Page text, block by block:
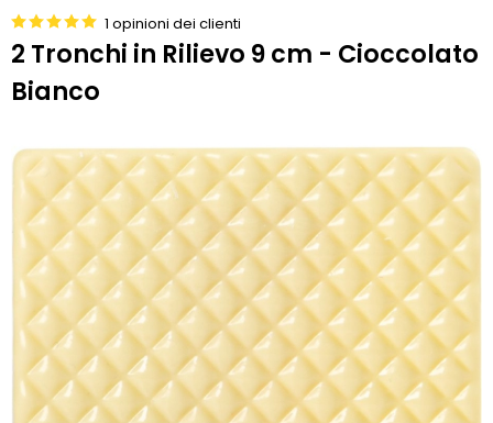
1 opinioni dei clienti
2 Tronchi in Rilievo 9 cm - Cioccolato
Bianco